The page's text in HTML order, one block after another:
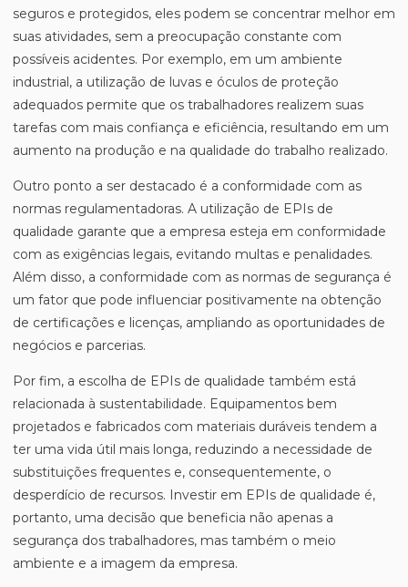
seguros e protegidos, eles podem se concentrar melhor em
suas atividades, sem a preocupação constante com
possíveis acidentes. Por exemplo, em um ambiente
industrial, a utilização de luvas e óculos de proteção
adequados permite que os trabalhadores realizem suas
tarefas com mais confiança e eficiência, resultando em um
aumento na produção e na qualidade do trabalho realizado.
Outro ponto a ser destacado é a conformidade com as
normas regulamentadoras. A utilização de EPIs de
qualidade garante que a empresa esteja em conformidade
com as exigências legais, evitando multas e penalidades.
Além disso, a conformidade com as normas de segurança é
um fator que pode influenciar positivamente na obtenção
de certificações e licenças, ampliando as oportunidades de
negócios e parcerias.
Por fim, a escolha de EPIs de qualidade também está
relacionada à sustentabilidade. Equipamentos bem
projetados e fabricados com materiais duráveis tendem a
ter uma vida útil mais longa, reduzindo a necessidade de
substituições frequentes e, consequentemente, o
desperdício de recursos. Investir em EPIs de qualidade é,
portanto, uma decisão que beneficia não apenas a
segurança dos trabalhadores, mas também o meio
ambiente e a imagem da empresa.